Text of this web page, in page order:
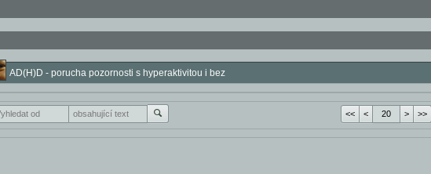
AD(H)D - porucha pozornosti s hyperaktivitou i bez
<< < > >>